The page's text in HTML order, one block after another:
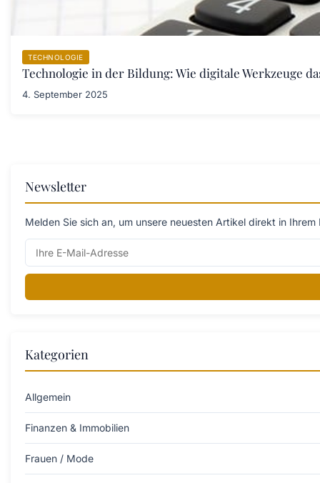
TECHNOLOGIE
Technologie in der Bildung: Wie digitale Werkzeuge
4. September 2025
Newsletter
Melden Sie sich an, um unsere neuesten Artikel direkt in
Kategorien
Allgemein
Finanzen & Immobilien
Frauen / Mode